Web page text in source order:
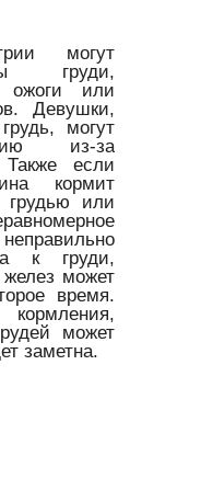
могут
груди,
ожоги или
Девушки,
могут
из-за
если
кормит
грудью или
к груди,
может
время.
может
заметна.